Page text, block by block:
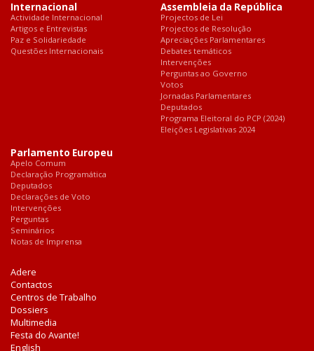
Internacional
Actividade Internacional
Artigos e Entrevistas
Paz e Solidariedade
Questões Internacionais
Assembleia da República
Projectos de Lei
Projectos de Resolução
Apreciações Parlamentares
Debates temáticos
Intervenções
Perguntas ao Governo
Votos
Jornadas Parlamentares
Deputados
Programa Eleitoral do PCP (2024)
Eleições Legislativas 2024
Parlamento Europeu
Apelo Comum
Declaração Programática
Deputados
Declarações de Voto
Intervenções
Perguntas
Seminários
Notas de Imprensa
Adere
Contactos
Centros de Trabalho
Dossiers
Multimedia
Festa do Avante!
English